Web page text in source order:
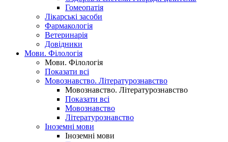
Гомеопатія
Лікарські засоби
Фармакологія
Ветеринарія
Довідники
Мови. Філологія
Мови. Філологія
Показати всі
Мовознавство. Літературознавство
Мовознавство. Літературознавство
Показати всі
Мовознавство
Літературознавство
Іноземні мови
Іноземні мови